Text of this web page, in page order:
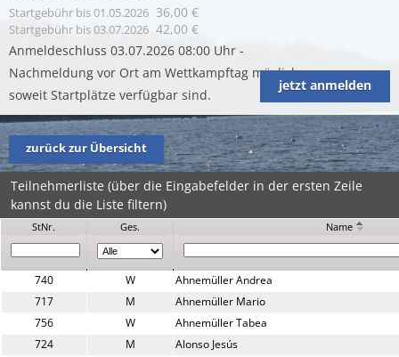
Startgebühr bis 01.05.2026 36,00 €
Startgebühr bis 03.07.2026 42,00 €
Anmeldeschluss 03.07.2026 08:00 Uhr -
Nachmeldung vor Ort am Wettkampftag möglich
soweit Startplätze verfügbar sind.
jetzt anmelden
zurück zur Übersicht
Teilnehmerliste (über die Eingabefelder in der ersten Zeile
kannst du die Liste filtern)
StNr. Ges. Name
740 W
Ahnemüller Andrea
717
M
Ahnemüller Mario
756
W
Ahnemüller Tabea
724
M
Alonso Jesús